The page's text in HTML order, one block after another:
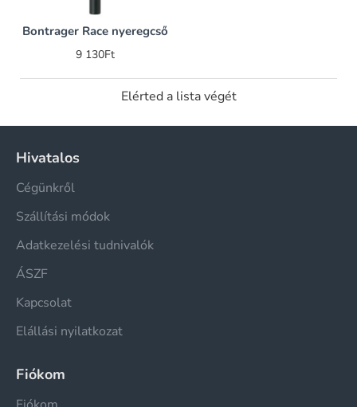
Bontrager Race nyeregcső
9 130Ft
Elérted a lista végét
Hivatalos
Cégünkről
Szállítási módok
Adatkezelési tudnivalók
ÁSZF
Kapcsolat
Elállási nyilatkozat
Fiókom